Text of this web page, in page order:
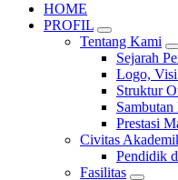
HOME
PROFIL
Tentang Kami
Sejarah
Logo,
Struktur
Prestasi
Civitas
Pendidik
Fasilitas